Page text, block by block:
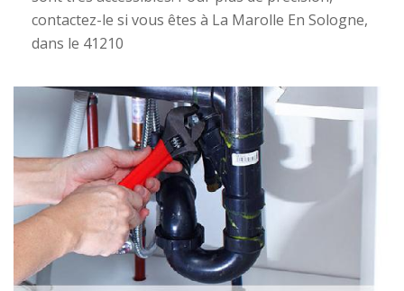
contactez-le si vous êtes à La Marolle En Sologne,
dans le 41210